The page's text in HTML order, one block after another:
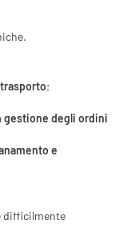
;
gestione degli ordini
e
difficilmente